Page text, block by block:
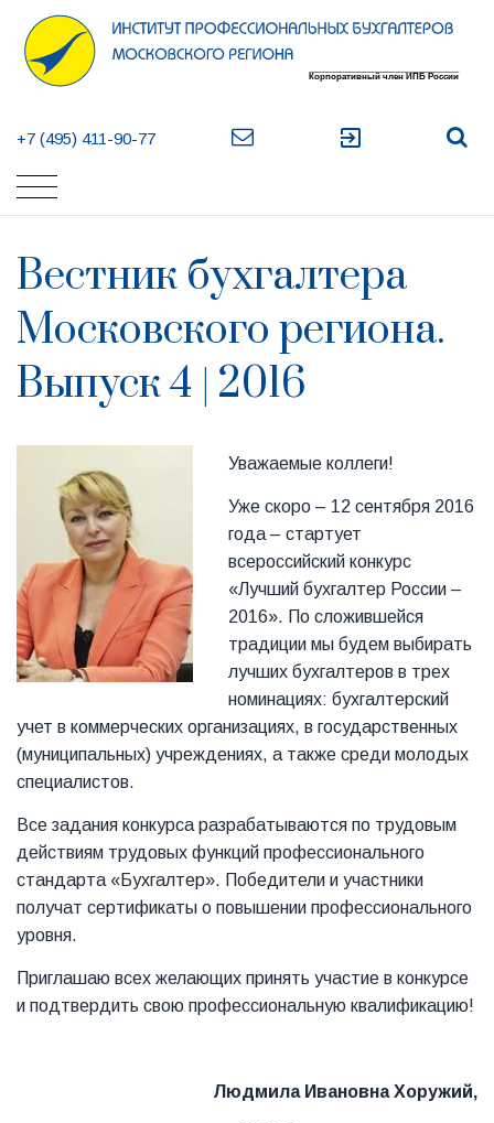
+7 (495) 411-90-77 exit_to_app
Вестник бухгалтера
Московского региона.
Выпуск 4 | 2016
Уважаемые коллеги!
Уже скоро – 12 сентября 2016
года – стартует
всероссийский конкурс
«Лучший бухгалтер России –
2016». По сложившейся
традиции мы будем выбирать
лучших бухгалтеров в трех
номинациях: бухгалтерский
учет в коммерческих организациях, в государственных
(муниципальных) учреждениях, а также среди молодых
специалистов.
Все задания конкурса разрабатываются по трудовым
действиям трудовых функций профессионального
стандарта «Бухгалтер». Победители и участники
получат сертификаты о повышении профессионального
уровня.
Приглашаю всех желающих принять участие в конкурсе
и подтвердить свою профессиональную квалификацию!
Людмила Ивановна Хоружий,